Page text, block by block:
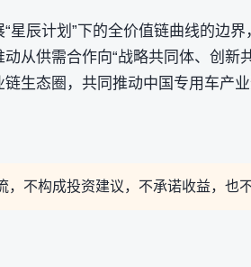
星辰计划”下的全价值链曲线的边
从供需合作向“战略共同体、创新
生态圈，共同推动中国专用车产业
不构成投资建议，不承诺收益，也